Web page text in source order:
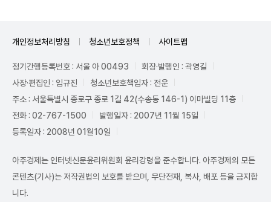
개인정보처리방침 청소년보호정책 사이트맵
정기간행등록번호 : 서울 아 00493
회장·발행인 : 곽영길
사장·편집인 : 임규진
청소년보호책임자 : 전운
주소 : 서울특별시 종로구 종로 1길 42(수송동 146-1) 이마빌딩 11층
전화 : 02-767-1500
발행일자 : 2007년 11월 15일
등록일자 : 2008년 01월10일
아주경제는 인터넷신문윤리위원회 윤리강령을 준수합니다. 아주경제의 모든
콘텐츠(기사)는 저작권법의 보호를 받으며, 무단전재, 복사, 배포 등을 금지합
니다.